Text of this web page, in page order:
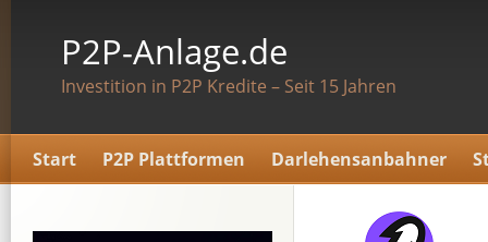
P2P-Anlage.de
Investition in P2P Kredite – Seit 15 Jahren
Start P2P Plattformen Darlehensanbahner